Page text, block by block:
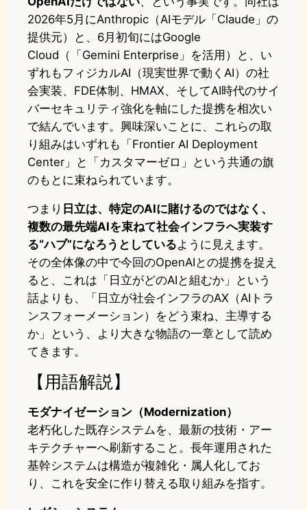
2026年5月にAnthropic（AIモデル「Claude」の
提供元）と、6月初旬にはGoogle
Cloud（「Gemini Enterprise」を活用）と、い
ずれもフィジカルAI（現実世界で動くAI）の社
会実装、FDE体制、HMAX、そしてAI時代のサイ
バーセキュリティ強化を軸にした提携を相次い
で結んでいます。興味深いことに、これらの取
り組みはいずれも「Frontier AI Deployment
Center」と「カスタマーゼロ」という共通の旗
のもとに束ねられています。
つまり 日立は、特定のAIに賭けるのではなく、
複数の最先端AIを束ねて社会インフラへ実装す
る“ハブ”になろうとしているように見えます。
その全体像の中で今回のOpenAIとの提携を捉え
ると、これは「日立がどのAIと組むか」という
話よりも、「日立が社会インフラのAX（AIトラ
ンスフォーメーション）をどう束ね、主導する
か」という、より大きな物語の一章として読め
てきます。
【用語解説】
モダナイゼーション（Modernization）
老朽化した既存システムを、最新の技術・アー
キテクチャーへ刷新すること。長年運用された
基幹システムは構造が複雑化・属人化してお
り、これを安全に作り替える取り組みを指す。